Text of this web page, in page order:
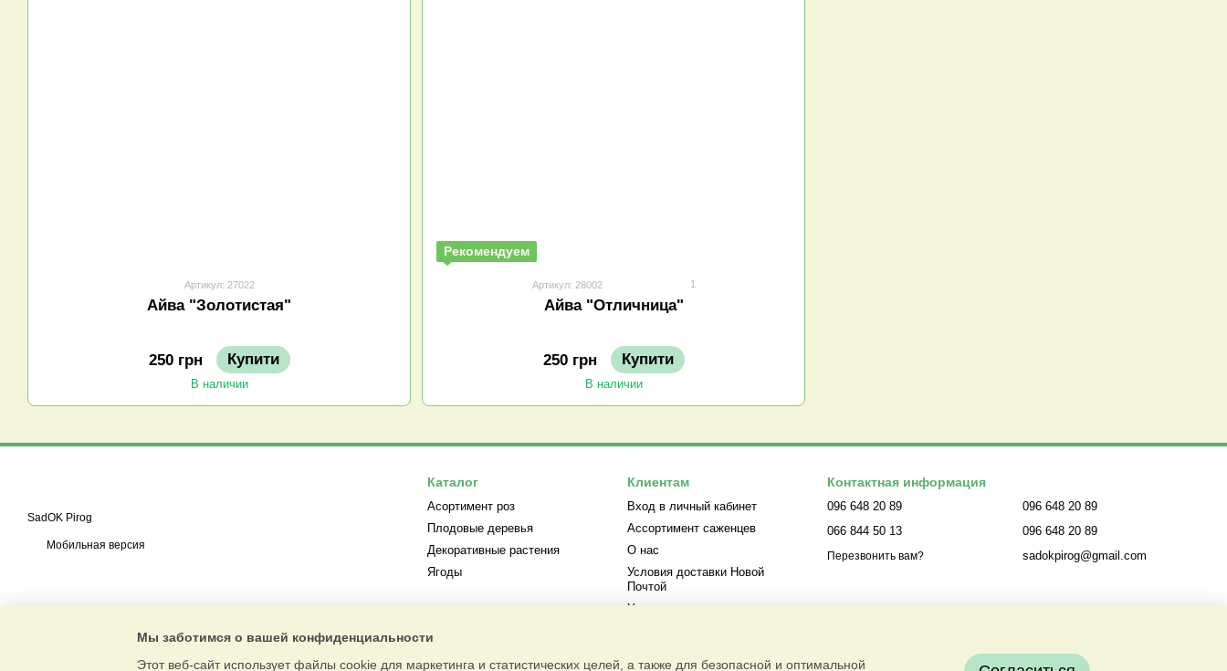
Артикул: 27022
Айва "Золотистая"
250 грн Купити
В наличии
Рекомендуем
Артикул: 28002 1
Айва "Отличница"
250 грн Купити
В наличии
SadOK Pirog
Мобильная версия
Каталог
Асортимент роз
Плодовые деревья
Декоративные растения
Ягоды
Клиентам
Вход в личный кабинет
Ассортимент саженцев
О нас
Условия доставки Новой
Почтой
Условия оплаты и возврата
Контактная информация
Контактная информация
096 648 20 89
066 844 50 13
Перезвонить вам?
096 648 20 89
096 648 20 89
sadokpirog@gmail.com
Мы заботимся о вашей конфиденциальности
Этот веб-сайт использует файлы cookie для маркетинга и статистических целей, а также для безопасной и оптимальной